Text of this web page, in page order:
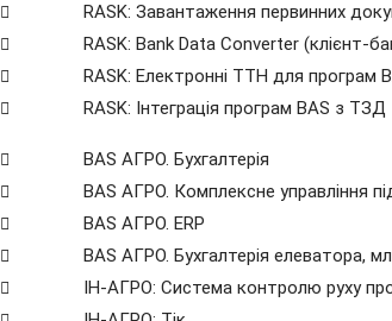
RASK: Завантаження первинних
RASK: Bank Data Сonverter (клієнт-
RASK: Електронні ТТН для програм
RASK: Інтеграція програм BAS з ТЗД
BAS АГРО. Бухгалтерія
BAS АГРО. Комплексне управління
BAS АГРО. ERP
BAS АГРО. Бухгалтерія елеватора,
ІН-АГРО: Система контролю руху